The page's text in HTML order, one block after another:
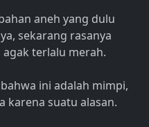
aneh yang dulu
sekarang rasanya
terlalu merah.
ini adalah mimpi,
karena suatu alasan.